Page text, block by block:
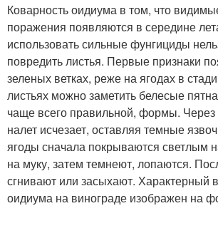
Коварность оидиума в том, что
поражения появляются в середине
использовать сильные фунгициды
повредить листья. Первые признаки
зеленых ветках, реже на ягодах в
листьях можно заметить белесые
чаще всего правильной, формы. Через
налет исчезает, оставляя темные
ягоды сначала покрываются светлым
на муку, затем темнеют, лопаются.
сгнивают или засыхают. Характерный
оидиума на винограде изображен на